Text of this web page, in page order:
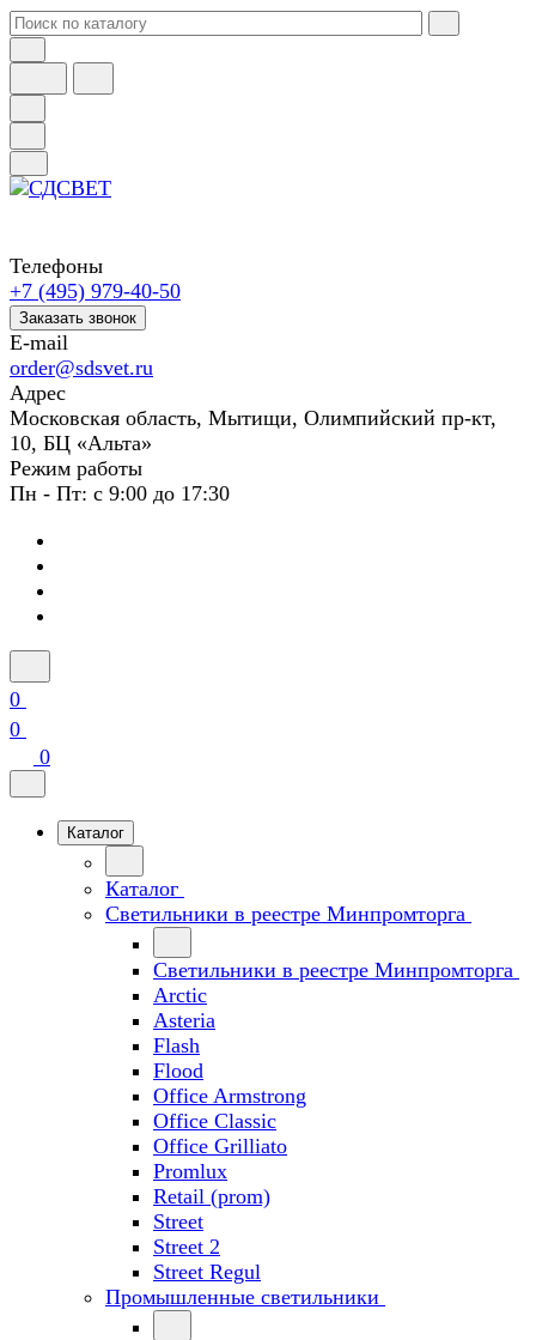
Телефоны
+7 (495) 979-40-50
Заказать звонок
E-mail
order@sdsvet.ru
Адрес
Московская область, Мытищи, Олимпийский пр-кт,
10, БЦ «Альта»
Режим работы
Пн - Пт: с 9:00 до 17:30
0
0
0
Каталог
Каталог
Светильники в реестре Минпромторга
Светильники в реестре Минпромторга
Arctic
Asteria
Flash
Flood
Office Armstrong
Office Classic
Office Grilliato
Promlux
Retail (prom)
Street
Street 2
Street Regul
Промышленные светильники